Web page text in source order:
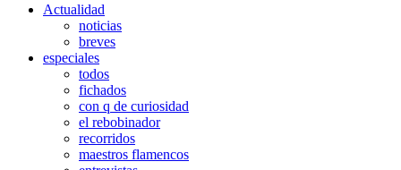
Actualidad
noticias
breves
especiales
todos
fichados
con q de curiosidad
el rebobinador
recorridos
maestros flamencos